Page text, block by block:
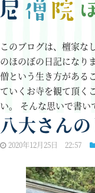
このブログは、檀家な
のほのぼの日記になり
僧という生き方がある
ていくお寺を観て頂く
い。 そんな思いで書い
八大さん
2020年12月25日 22:57